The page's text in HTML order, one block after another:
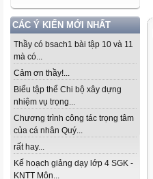
CÁC Ý KIẾN MỚI NHẤT
Thầy có bsach1 bài tập 10 và 11
mà có...
Cảm ơn thầy!...
Biểu tập thể Chi bộ xây dựng
nhiệm vụ trọng...
Chương trình công tác trọng tâm
của cá nhân Quý...
rất hay...
Kế hoạch giảng dạy lớp 4 SGK -
KNTT Môn...